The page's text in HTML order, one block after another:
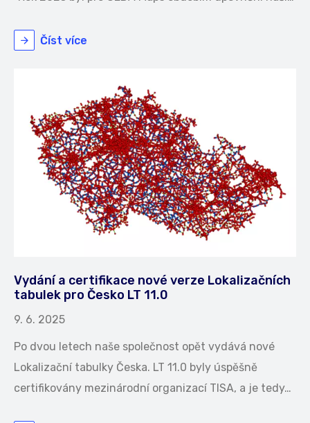
Číst více
Vydání a certifikace nové verze Lokalizačních
tabulek pro Česko LT 11.0
9. 6. 2025
Po dvou letech naše společnost opět vydává nové
Lokalizační tabulky Česka. LT 11.0 byly úspěšně
certifikovány mezinárodní organizací TISA, a je tedy…